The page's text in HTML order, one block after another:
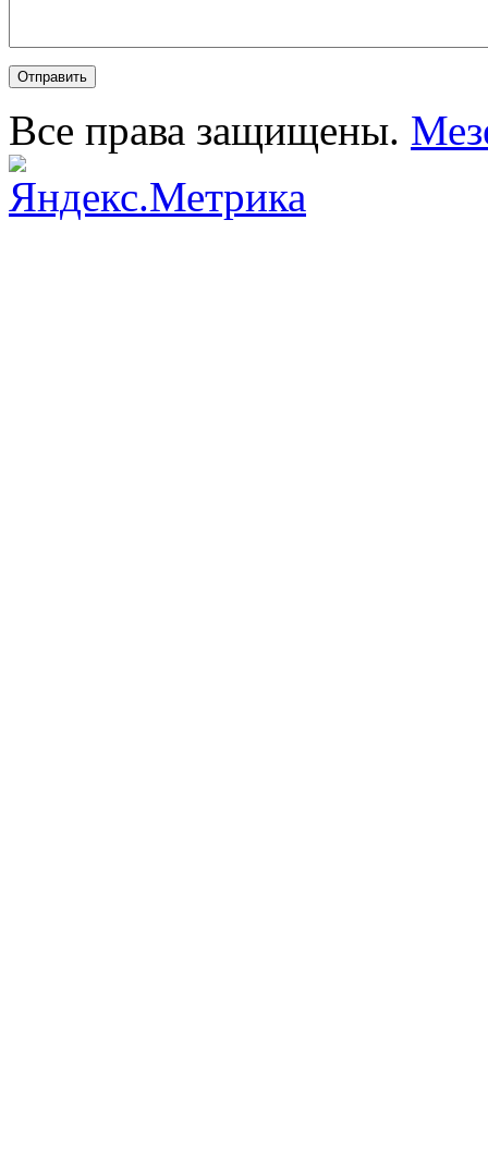
Все права защищены.